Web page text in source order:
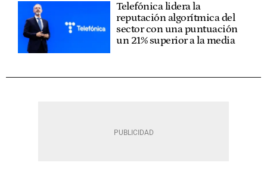
Telefónica lidera la
reputación algorítmica del
sector con una puntuación
un 21% superior a la media